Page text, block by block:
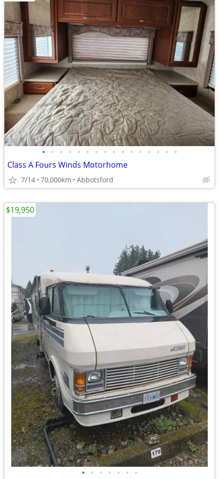
• • • • • • • • • • • • • • • •
Class A Fours Winds Motorhome
7/14 70,000km Abbotsford
• • • • • • •
$19,950